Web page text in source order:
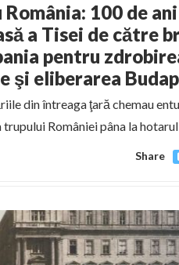
100 de
a Tisei de către
pentru
şi eliberarea
din întreaga ţară chemau
României pâna la
Share